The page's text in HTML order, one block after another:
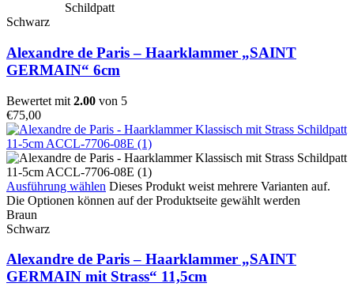
Schildpatt
Schwarz
Alexandre de Paris – Haarklammer „SAINT
GERMAIN“ 6cm
Bewertet mit 2.00 von 5
€75,00
Ausführung wählen Dieses Produkt weist mehrere Varianten auf.
Die Optionen können auf der Produktseite gewählt werden
Braun
Schwarz
Alexandre de Paris – Haarklammer „SAINT
GERMAIN mit Strass“ 11,5cm